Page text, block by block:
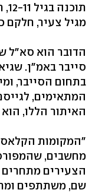
מגיל צעיר, חלקם
הדובר הוא סא"ל
סייבר באמ"ן.
בתחום הסייבר,
המתאימים,
האיתור הללו,
"המקומות
הצעירים
שם, משתתפים